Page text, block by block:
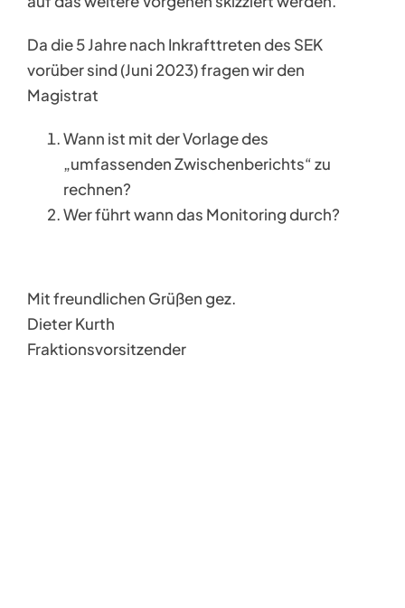
Da die 5 Jahre nach Inkrafttreten des SEK
vorüber sind (Juni 2023) fragen wir den
Magistrat
Wann ist mit der Vorlage des
„umfassenden Zwischenberichts“ zu
rechnen?
Wer führt wann das Monitoring durch?
Mit freundlichen Grüßen gez.
Dieter Kurth
Fraktionsvorsitzender